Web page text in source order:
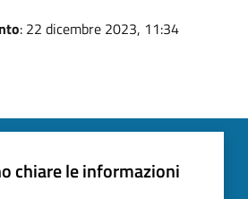
: 22 dicembre 2023, 11:34
chiare le informazioni